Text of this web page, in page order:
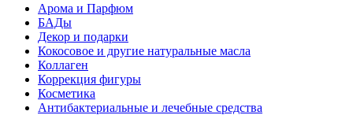
Арома и Парфюм
БАДы
Декор и подарки
Кокосовое и другие натуральные масла
Коллаген
Коррекция фигуры
Косметика
Антибактериальные и лечебные средства